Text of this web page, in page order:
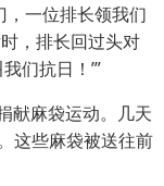
，一位排长领我们
，排长回过头对
们抗日！’”
麻袋运动。几天
这些麻袋被送往前